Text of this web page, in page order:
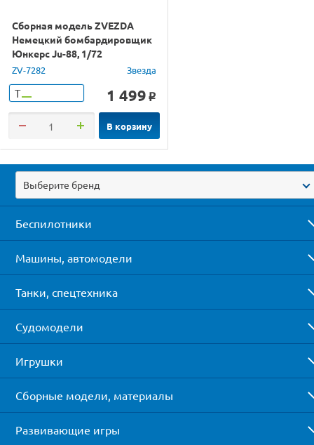
Сборная модель ZVEZDA
Немецкий бомбардировщик
Юнкерс Ju-88, 1/72
ZV-7282 Звезда
Т 1 499 o
В корзину
Выберите бренд
Беспилотники
Машины, автомодели
Танки, спецтехника
Судомодели
Игрушки
Сборные модели, материалы
Развивающие игры